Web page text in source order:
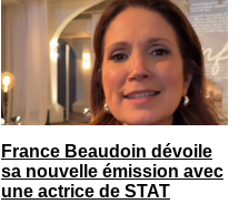
France Beaudoin dévoile
sa nouvelle émission avec
une actrice de STAT